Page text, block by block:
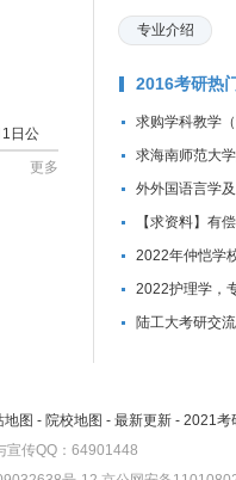
日公
更多
专业介绍
2016考研热
求购学科教学
求海南师范大
外外国语言学
【求资料】有
2022年仲恺学
2022护理学，
陆工大考研交流
地图 - 院校地图 - 最新更新 - 2021考
宣传QQ：64901448